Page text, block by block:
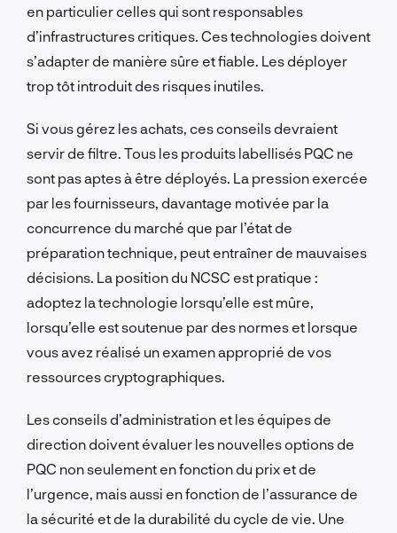
en particulier celles qui sont responsables
d’infrastructures critiques. Ces technologies doivent
s’adapter de manière sûre et fiable. Les déployer
trop tôt introduit des risques inutiles.
Si vous gérez les achats, ces conseils devraient
servir de filtre. Tous les produits labellisés PQC ne
sont pas aptes à être déployés. La pression exercée
par les fournisseurs, davantage motivée par la
concurrence du marché que par l’état de
préparation technique, peut entraîner de mauvaises
décisions. La position du NCSC est pratique :
adoptez la technologie lorsqu’elle est mûre,
lorsqu’elle est soutenue par des normes et lorsque
vous avez réalisé un examen approprié de vos
ressources cryptographiques.
Les conseils d’administration et les équipes de
direction doivent évaluer les nouvelles options de
PQC non seulement en fonction du prix et de
l’urgence, mais aussi en fonction de l’assurance de
la sécurité et de la durabilité du cycle de vie. Une